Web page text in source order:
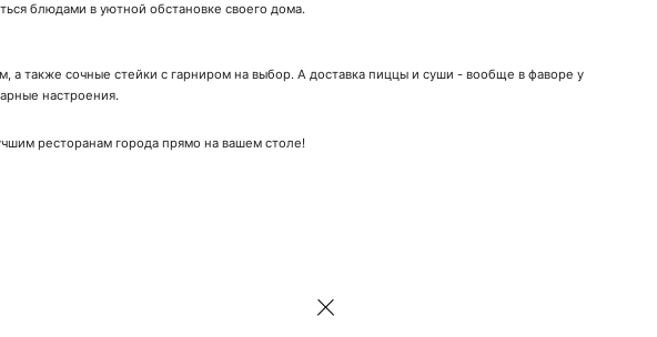
блюдами в уютной обстановке своего дома.
также сочные стейки с гарниром на выбор. А доставка пиццы и суши - вообще в фаворе у
настроения.
ресторанам города прямо на вашем столе!